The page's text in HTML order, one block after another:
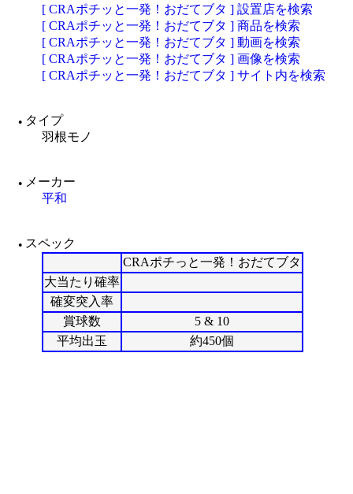
[ CRAポチッと一発！おだてブタ ] 設置店を検索
[ CRAポチッと一発！おだてブタ ] 商品を検索
[ CRAポチッと一発！おだてブタ ] 動画を検索
[ CRAポチッと一発！おだてブタ ] 画像を検索
[ CRAポチッと一発！おだてブタ ] サイト内を検索
● タイプ
羽根モノ
●
メーカー
平和
● スペック
CRAポチっと一発！おだてブタ
大当たり確率
確変突入率
賞球数
5 & 10
平均出玉
約450個